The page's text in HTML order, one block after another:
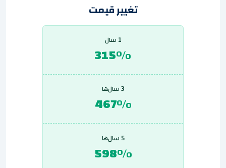
تغییر قیمت
1 سال
315%
3 سال‌ها
467%
5 سال‌ها
598%